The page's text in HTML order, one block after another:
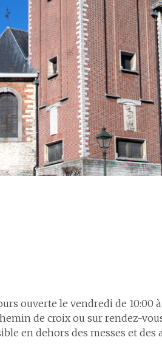
ouverte le vendredi de 10:00
de croix ou sur rendez-
en dehors des messes et des